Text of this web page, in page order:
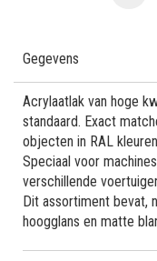
Gegevens
Acrylaatlak van hoge
standaard. Exact
objecten in RAL
Speciaal voor
verschillende
Dit assortiment bevat,
hoogglans en matte